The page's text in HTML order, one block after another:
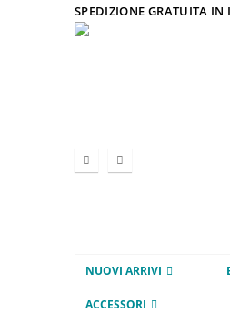
SPEDIZIONE GRATUITA
NUOVI ARRIVI
ACCESSORI